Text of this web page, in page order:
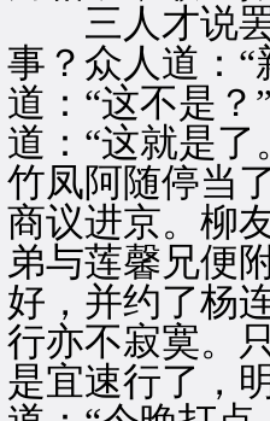
三人才说罢
事？众人道：
道：“这不是？
道：“这就是
竹凤阿随停当
商议进京。柳
弟与莲馨兄便
好，并约了杨
行亦不寂寞。
是宜速行了，